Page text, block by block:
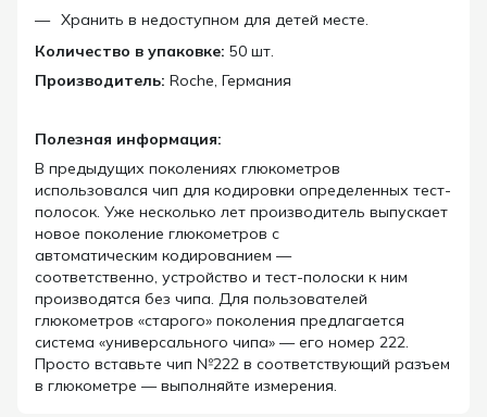
Хранить в недоступном для детей месте.
Количество в упаковке: 50 шт.
Производитель: Roche, Германия
Полезная информация:
В предыдущих поколениях глюкометров
использовался чип для кодировки определенных тест-
полосок. Уже несколько лет производитель выпускает
новое поколение глюкометров с
автоматическим кодированием —
соответственно, устройство и тест-полоски к ним
производятся без чипа. Для пользователей
глюкометров «старого» поколения предлагается
система «универсального чипа» — его номер 222.
Просто вставьте чип №222 в соответствующий разъем
в глюкометре — выполняйте измерения.